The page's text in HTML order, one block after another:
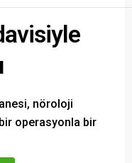
nöroloji
operasyonla bir